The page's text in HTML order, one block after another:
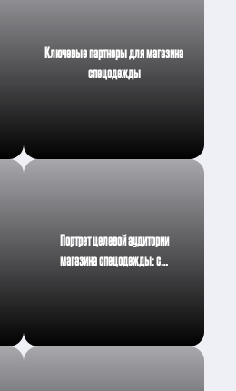
Ключевые партнеры для магазина
спецодежды
Портрет целевой аудитории
магазина спецодежды: с…